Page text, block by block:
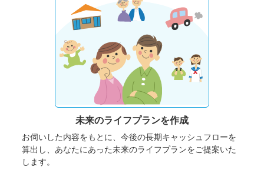
未来のライフプランを作成
お伺いした内容をもとに、今後の長期キャッシュフローを
算出し、あなたにあった未来のライフプランをご提案いた
します。